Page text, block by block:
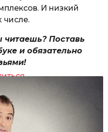
И низкий
числе.
читаешь? Поставь
и обязательно